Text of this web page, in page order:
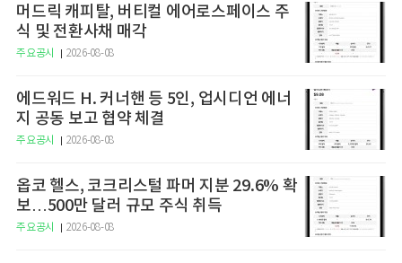
머드릭 캐피탈, 버티컬 에어로스페이스 주
식 및 전환사채 매각
주요공시 2026-08-08
에드워드 H. 커너핸 등 5인, 업시디언 에너
지 공동 보고 협약 체결
주요공시 2026-08-08
옵코 헬스, 코크리스털 파머 지분 29.6% 확
보…500만 달러 규모 주식 취득
주요공시 2026-08-08